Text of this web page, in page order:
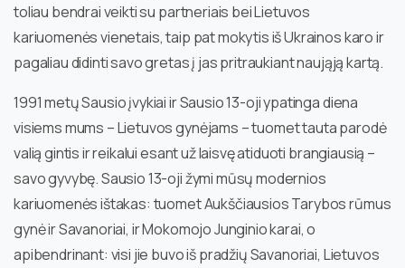
toliau bendrai veikti su partneriais bei Lietuvos
kariuomenės vienetais, taip pat mokytis iš Ukrainos karo ir
pagaliau didinti savo gretas į jas pritraukiant naująją kartą.
1991 metų Sausio įvykiai ir Sausio 13-oji ypatinga diena
visiems mums – Lietuvos gynėjams – tuomet tauta parodė
valią gintis ir reikalui esant už laisvę atiduoti brangiausią –
savo gyvybę. Sausio 13-oji žymi mūsų modernios
kariuomenės ištakas: tuomet Aukščiausios Tarybos rūmus
gynė ir Savanoriai, ir Mokomojo Junginio karai, o
apibendrinant: visi jie buvo iš pradžių Savanoriai, Lietuvos